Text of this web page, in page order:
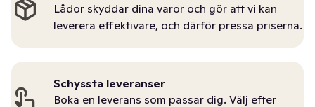
Lådor skyddar dina varor och gör att vi kan
leverera effektivare, och därför pressa priserna.
Schyssta leveranser
Boka en leverans som passar dig. Välj efter